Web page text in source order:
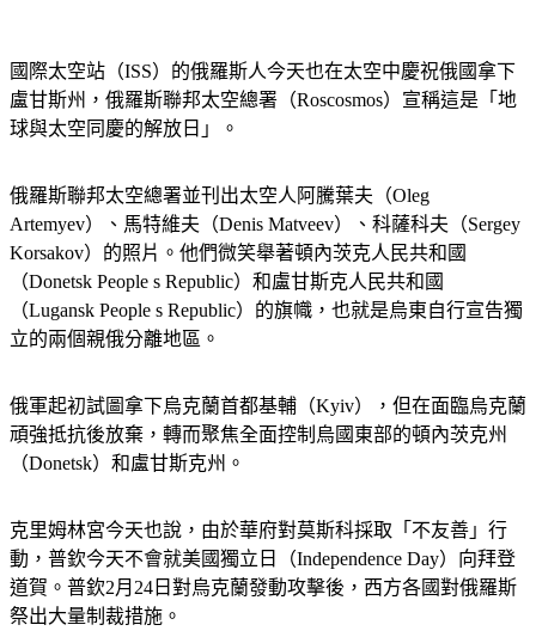
國際太空站（ISS）的俄羅斯人今天也在太空中慶祝俄國拿下
盧甘斯州，俄羅斯聯邦太空總署（Roscosmos）宣稱這是「地
球與太空同慶的解放日」。
俄羅斯聯邦太空總署並刊出太空人阿騰葉夫（Oleg
Artemyev）、馬特維夫（Denis Matveev）、科薩科夫（Sergey
Korsakov）的照片。他們微笑舉著頓內茨克人民共和國
（Donetsk People s Republic）和盧甘斯克人民共和國
（Lugansk People s Republic）的旗幟，也就是烏東自行宣告獨
立的兩個親俄分離地區。
俄軍起初試圖拿下烏克蘭首都基輔（Kyiv），但在面臨烏克蘭
頑強抵抗後放棄，轉而聚焦全面控制烏國東部的頓內茨克州
（Donetsk）和盧甘斯克州。
克里姆林宮今天也說，由於華府對莫斯科採取「不友善」行
動，普欽今天不會就美國獨立日（Independence Day）向拜登
道賀。普欽2月24日對烏克蘭發動攻擊後，西方各國對俄羅斯
祭出大量制裁措施。